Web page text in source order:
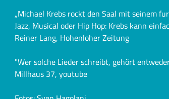
„Michael Krebs rockt den Saal mit seinem
Jazz, Musical oder Hip Hop: Krebs kann
Reiner Lang, Hohenloher Zeitung
"Wer solche Lieder schreibt, gehört
Millhaus 37, youtube